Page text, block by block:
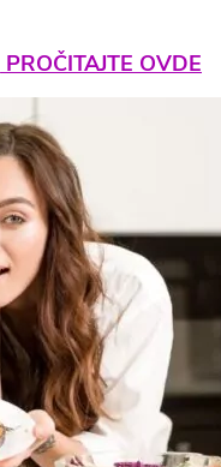
PROČITAJTE OVDE